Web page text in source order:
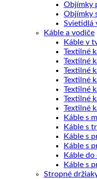
Objímky
Objímky
Svietidlá
Káble a vodiče
Káble v
Textilné
Textilné
Textilné
Textilné
Textilné
Textilné
Textilné
Káble s
Káble s
Káble s
Káble s
Káble
Káble s
Stropné